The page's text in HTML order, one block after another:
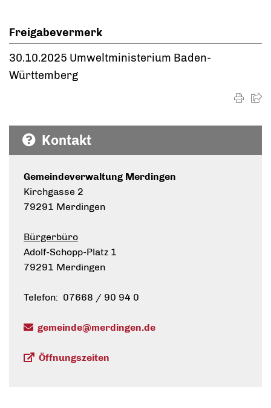
Freigabevermerk
30.10.2025 Umweltministerium Baden-
Württemberg
Kontakt
Gemeindeverwaltung Merdingen
Kirchgasse 2
79291 Merdingen
Bürgerbüro
Adolf-Schopp-Platz 1
79291 Merdingen
Telefon: 07668 / 90 94 0
gemeinde@merdingen.de
Öffnungszeiten